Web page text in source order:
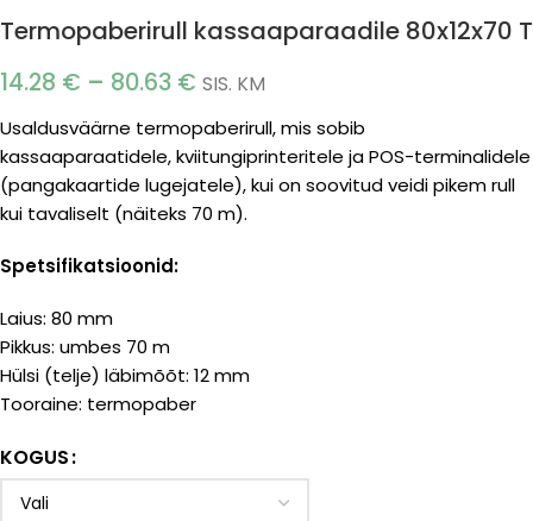
Termopaberirull kassaaparaadile 80x12x70 T
14.28 € – 80.63 € SIS. KM
Usaldusväärne termopaberirull, mis sobib
kassaaparaatidele, kviitungiprinteritele ja POS-terminalidele
(pangakaartide lugejatele), kui on soovitud veidi pikem rull
kui tavaliselt (näiteks 70 m).
Spetsifikatsioonid:
Laius: 80 mm
Pikkus: umbes 70 m
Hülsi (telje) läbimõõt: 12 mm
Tooraine: termopaber
KOGUS